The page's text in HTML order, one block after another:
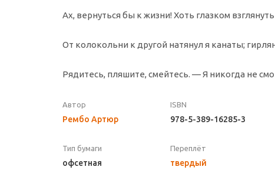
Ах, вернуться бы к жизни! Хоть глазком
От колокольни к другой натянул я канаты;
Рядитесь, пляшите, смейтесь. — Я никогда не
Автор
Рембо Артюр
ISBN
978-5-389-16285-3
Тип бумаги
офсетная
Переплёт
твердый